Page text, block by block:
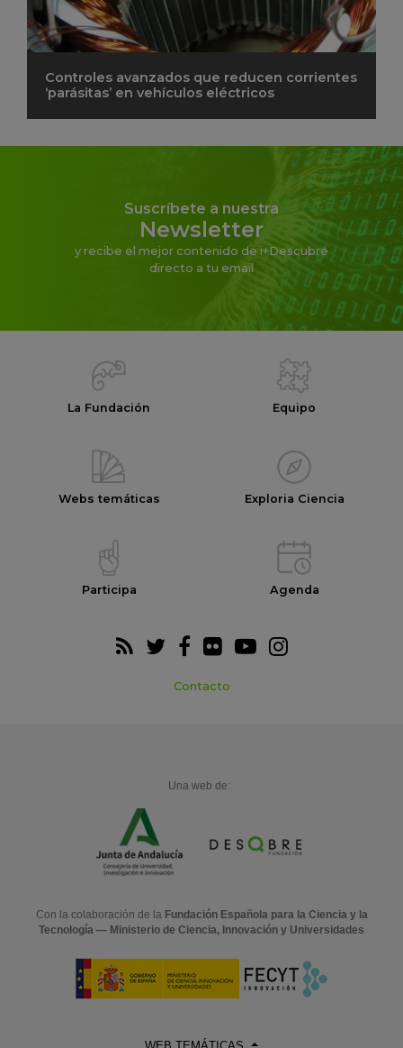
Controles avanzados que reducen corrientes
‘parásitas’ en vehículos eléctricos
Suscríbete a nuestra
Newsletter
y recibe el mejor contenido de i+Descubre
directo a tu email
La Fundación Equipo
Webs temáticas Exploria Ciencia
Participa Agenda
Contacto
Una web de:
Con la colaboración de la Fundación Española para la Ciencia y la
Tecnología — Ministerio de Ciencia, Innovación y Universidades